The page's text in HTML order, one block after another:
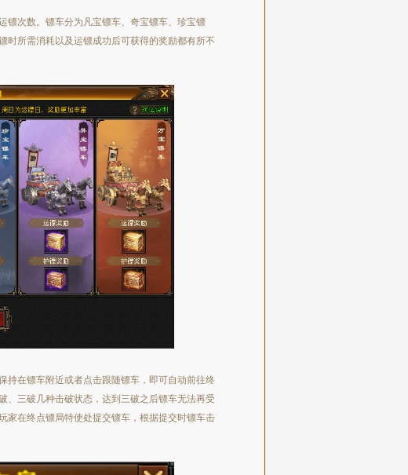
镖次数。镖车分为凡宝镖车、奇宝镖车、珍宝镖
时所需消耗以及运镖成功后可获得的奖励都有所不
持在镖车附近或者点击跟随镖车，即可自动前往终
、三破几种击破状态，达到三破之后镖车无法再受
家在终点镖局特使处提交镖车，根据提交时镖车击